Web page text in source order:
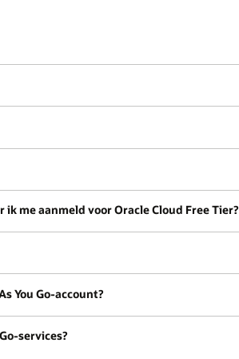
me aanmeld voor Oracle Cloud Free Tier?
You Go-account?
services?